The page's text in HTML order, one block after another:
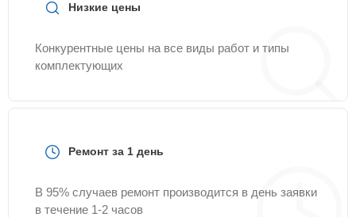
Низкие цены
Конкурентные цены на все виды работ и типы
комплектующих
Ремонт за 1 день
В 95% случаев ремонт производится в день заявки
в течение 1-2 часов